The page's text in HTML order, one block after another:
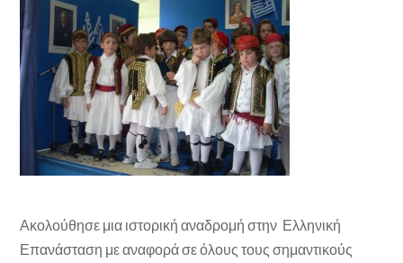
Ακολούθησε μια ιστορική αναδρομή στην Ελληνική
Επανάσταση με αναφορά σε όλους τους σημαντικούς